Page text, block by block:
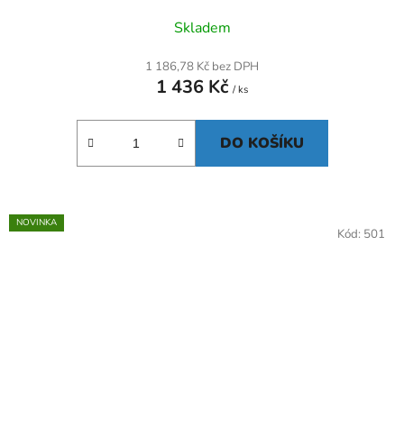
Skladem
1 186,78 Kč bez DPH
1 436 Kč / ks
DO KOŠÍKU
NOVINKA
Kód: 501